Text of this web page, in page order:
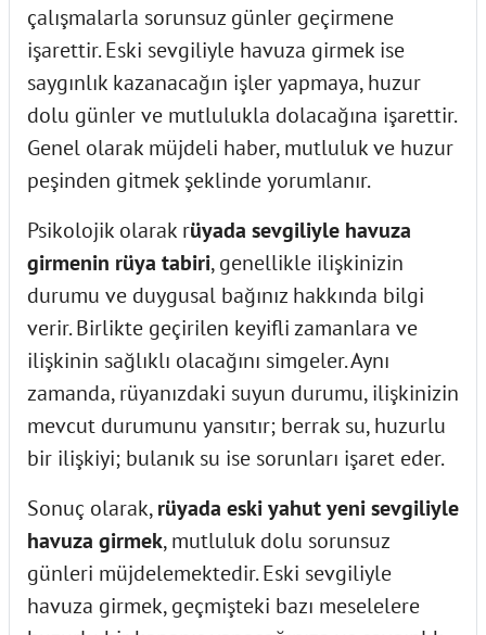
çalışmalarla sorunsuz günler geçirmene
işarettir. Eski sevgiliyle havuza girmek ise
saygınlık kazanacağın işler yapmaya, huzur
dolu günler ve mutlulukla dolacağına işarettir.
Genel olarak müjdeli haber, mutluluk ve huzur
peşinden gitmek şeklinde yorumlanır.
Psikolojik olarak rüyada sevgiliyle havuza
girmenin rüya tabiri, genellikle ilişkinizin
durumu ve duygusal bağınız hakkında bilgi
verir. Birlikte geçirilen keyifli zamanlara ve
ilişkinin sağlıklı olacağını simgeler. Aynı
zamanda, rüyanızdaki suyun durumu, ilişkinizin
mevcut durumunu yansıtır; berrak su, huzurlu
bir ilişkiyi; bulanık su ise sorunları işaret eder.
Sonuç olarak,rüyada eski yahut yeni sevgiliyle
havuza girmek, mutluluk dolu sorunsuz
günleri müjdelemektedir. Eski sevgiliyle
havuza girmek, geçmişteki bazı meselelere